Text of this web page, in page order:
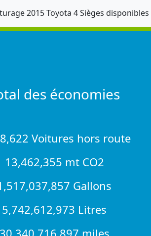
2015 Toyota 4 Sièges disponibles
des économies
Voitures hors route
13,462,355 mt CO2
Gallons
5,742,612,973 Litres